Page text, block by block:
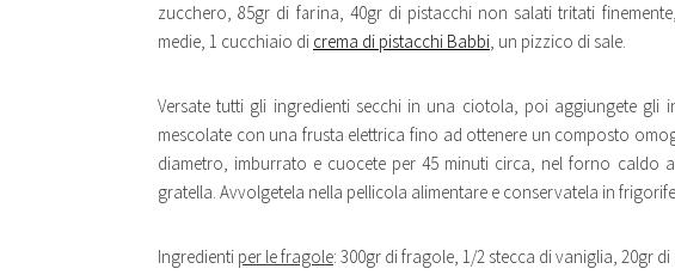
zucchero, 85gr di farina, 40gr di pistacchi non salati tritati
medie, 1 cucchiaio di crema di pistacchi Babbi, un pizzico di sale.
Versate tutti gli ingredienti secchi in una ciotola, poi aggiungete gli
mescolate con una frusta elettrica fino ad ottenere un composto
diametro, imburrato e cuocete per 45 minuti circa, nel forno caldo
gratella. Avvolgetela nella pellicola alimentare e conservatela in
Ingredienti per le fragole: 300gr di fragole, 1/2 stecca di vaniglia, 20gr